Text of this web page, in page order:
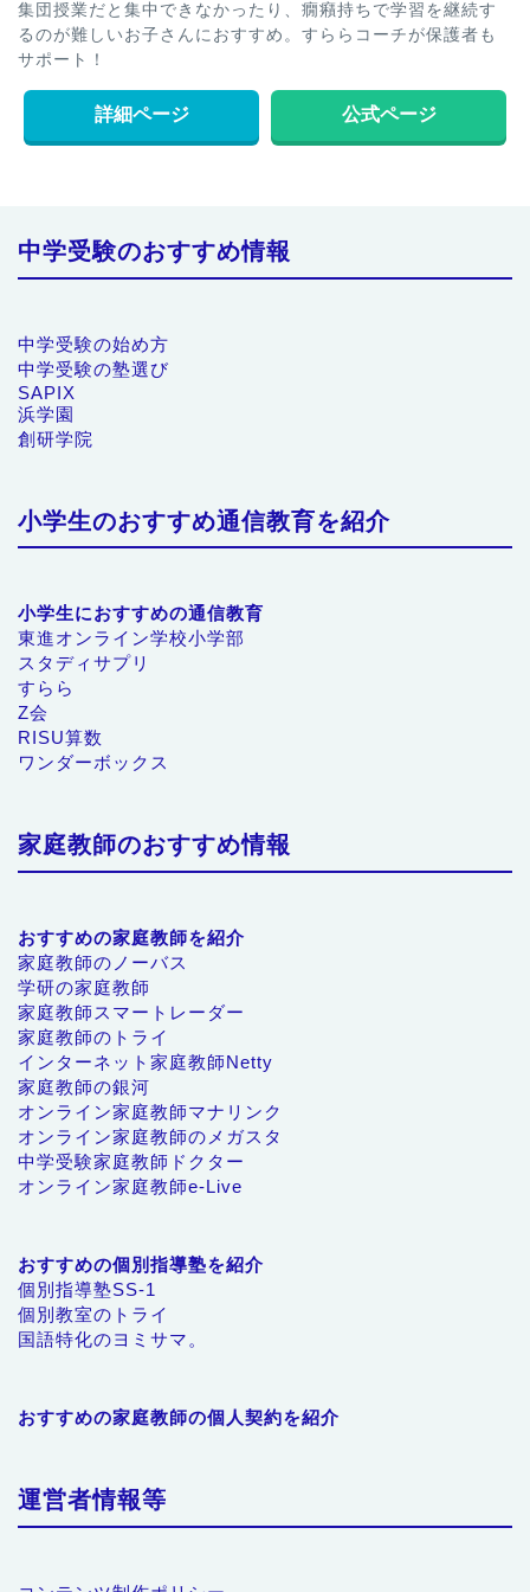
集団授業だと集中できなかったり、癇癪持ちで学習を継続す
るのが難しいお子さんにおすすめ。すららコーチが保護者も
サポート！
詳細ページ 公式ページ
中学受験のおすすめ情報
中学受験の始め方
中学受験の塾選び
SAPIX
浜学園
創研学院
小学生のおすすめ通信教育を紹介
小学生におすすめの通信教育
東進オンライン学校小学部
スタディサプリ
すらら
Z会
RISU算数
ワンダーボックス
家庭教師のおすすめ情報
おすすめの家庭教師を紹介
家庭教師のノーバス
学研の家庭教師
家庭教師スマートレーダー
家庭教師のトライ
インターネット家庭教師Netty
家庭教師の銀河
オンライン家庭教師マナリンク
オンライン家庭教師のメガスタ
中学受験家庭教師ドクター
オンライン家庭教師e-Live
おすすめの個別指導塾を紹介
個別指導塾SS-1
個別教室のトライ
国語特化のヨミサマ。
おすすめの家庭教師の個人契約を紹介
運営者情報等